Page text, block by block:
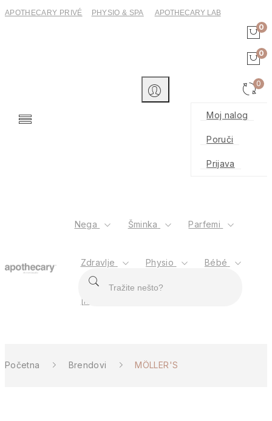
APOTHECARY PRIVÉ PHYSIO & SPA APOTHECARY LAB
0
0
0
Moj nalog
Poruči
Prijava
Nega Šminka Parfemi
Zdravlje Physio Bébé
[M]
MEN
Početna Brendovi MÖLLER'S